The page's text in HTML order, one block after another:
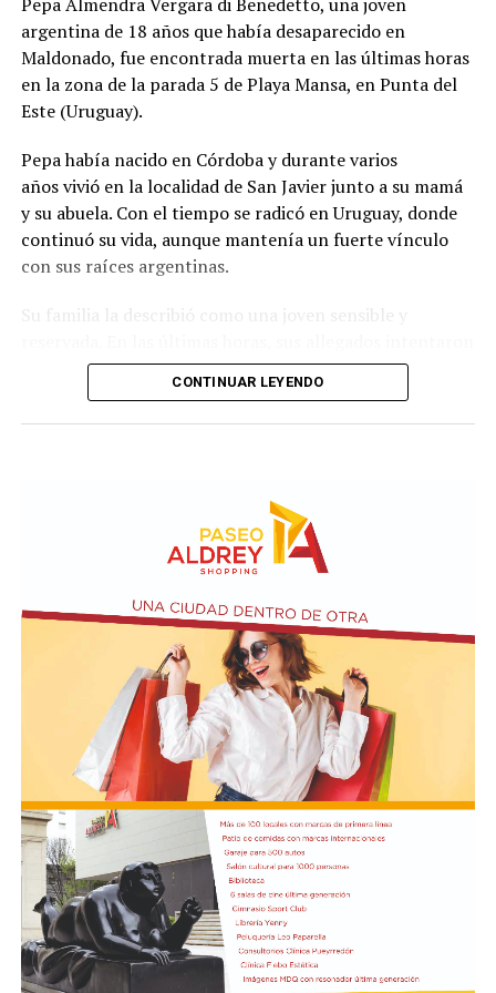
El ministro de Protección Civil, Nello Musumeci, advirtió
sobre la continuidad de la actividad sísmica y señaló que
“nuevos eventos de magnitud superior a 3 podrían
las autoridades locales, que mantienen el monitoreo
para detectar réplicas y coordinar asistencia donde haga
falta.
INGV confirmó los datos del sismo y la poca
profundidad, factores que explican por qué el terremoto
en Nápoles se sintió con tanta claridad en barrios del
El prefecto de Nápoles, Michele di Bari, detalló que los
evacuados pertenecen a Pozzuoli y que las autoridades
siguen con el operativo de emergencia. Los equipos de
rescate y protección civil trabajan coordinados para
asegurar zonas peligrosas y asistir a los vecinos, en
tanto la población permanece expectante por posibles
argentina de 18 años que había desaparecido en
Maldonado, fue encontrada muerta en las últimas horas
en la zona de la parada 5 de Playa Mansa, en Punta del
Este (Uruguay).
Pepa había nacido en Córdoba y durante varios
años vivió en la localidad de San Javier junto a su mamá
y su abuela. Con el tiempo se radicó en Uruguay, donde
continuó su vida, aunque mantenía un fuerte vínculo
con sus raíces argentinas.
reconstruir qué pasó durante el lunes, cuando perdieron
contacto con ella y comenzó una búsqueda que terminó
con el hallazgo de su cuerpo en la costa de Punta del
CONTINUAR LEYENDO